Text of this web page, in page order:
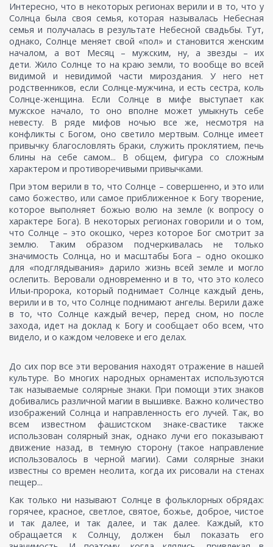
Интересно, что в некоторых регионах верили и в то, что у
Солнца была своя семья, которая называлась Небесная
семья и получалась в результате Небесной свадьбы. Тут,
однако, Солнце меняет свой «пол» и становится женским
началом, а вот Месяц – мужским, ну, а звезды – их
дети. Жило Солнце то на краю земли, то вообще во всей
видимой и невидимой части мироздания. У него нет
родственников, если Солнце-мужчина, и есть сестра, коль
Солнце-женщина. Если Солнце в мифе выступает как
мужское начало, то оно вполне может умыкнуть себе
невесту. В ряде мифов ночью все же, несмотря на
конфликты с Богом, оно светило мертвым. Солнце имеет
привычку благословлять браки, служить проклятием, печь
блины на себе самом... В общем, фигура со сложным
характером и противоречивыми привычками.
При этом верили в то, что Солнце – совершенно, и это или
само божество, или самое приближенное к Богу творение,
которое выполняет божью волю на земле (к вопросу о
характере Бога). В некоторых регионах говорили и о том,
что Солнце – это окошко, через которое Бог смотрит за
землю. Таким образом подчеркивалась не только
значимость Солнца, но и масштабы Бога – одно окошко
для «подглядывания» дарило жизнь всей земле и могло
ослепить. Веровали одновременно и в то, что это колесо
Ильи-пророка, который поднимает Солнце каждый день,
верили и в то, что Солнце поднимают ангелы. Верили даже
в то, что Солнце каждый вечер, перед сном, но после
захода, идет на доклад к Богу и сообщает обо всем, что
видело, и о каждом человеке и его делах.
До сих пор все эти верования находят отражение в нашей
культуре. Во многих народных орнаментах используются
так называемые солярные знаки. При помощи этих знаков
добивались различной магии в вышивке. Важно количество
изображений Солнца и направленность его лучей. Так, во
всем известном фашистском знаке-свастике также
использован солярный знак, однако лучи его показывают
движение назад, в темную сторону (такое направление
использовалось в черной магии). Сами солярные знаки
известны со времен неолита, когда их рисовали на стенах
пещер...
Как только ни называют Солнце в фольклорных обрядах:
горячее, красное, светлое, святое, божье, доброе, чистое
и так далее, и так далее, и так далее. Каждый, кто
обращается к Солнцу, должен был показать его